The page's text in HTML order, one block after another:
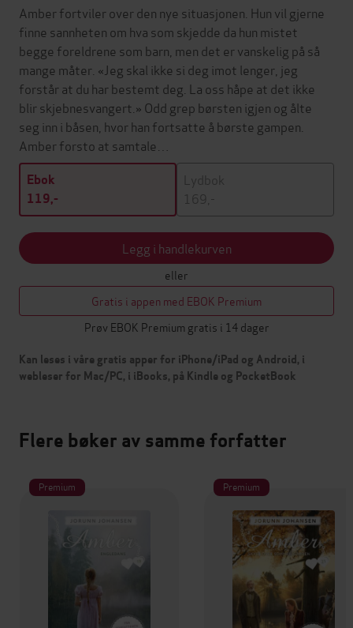
Amber fortviler over den nye situasjonen. Hun vil gjerne
finne sannheten om hva som skjedde da hun mistet
begge foreldrene som barn, men det er vanskelig på så
mange måter. «Jeg skal ikke si deg imot lenger, jeg
forstår at du har bestemt deg. La oss håpe at det ikke
blir skjebnesvangert.» Odd grep børsten igjen og ålte
seg inn i båsen, hvor han fortsatte å børste gampen.
Amber forsto at samtale…
Ebok
119,-
Lydbok
169,-
Legg i handlekurven
eller
Gratis i appen med EBOK Premium
Prøv EBOK Premium gratis i 14 dager
Kan leses i våre gratis apper for iPhone/iPad og Android, i
webleser for Mac/PC, i iBooks, på Kindle og PocketBook
Flere bøker av samme forfatter
Premium Premium